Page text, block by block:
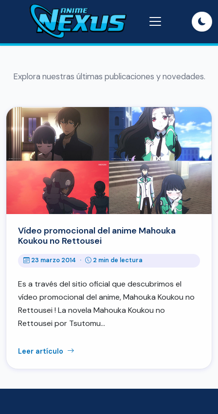
Explora nuestras últimas publicaciones y novedades.
Vídeo promocional del anime Mahouka
Koukou no Rettousei
23 marzo 2014 · 2 min de lectura
Es a través del sitio oficial que descubrimos el
vídeo promocional del anime, Mahouka Koukou no
Rettousei ! La novela Mahouka Koukou no
Rettousei por Tsutomu…
Leer artículo